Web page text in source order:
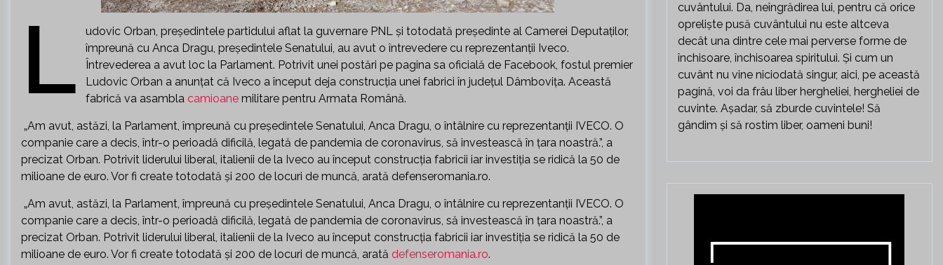
L
udovic Orban, preşedintele partidului aflat la guvernare PNL şi totodată preşedinte al Camerei Deputaţilor,
împreună cu Anca Dragu, preşedintele Senatului, au avut o întrevedere cu reprezentanţii Iveco.
Întrevederea a avut loc la Parlament. Potrivit unei postări pe pagina sa oficială de Facebook, fostul premier
Ludovic Orban a anunţat că Iveco a început deja construcţia unei fabrici în judeţul Dâmboviţa. Această
fabrică va asambla camioane militare pentru Armata Română.
„Am avut, astăzi, la Parlament, împreună cu preşedintele Senatului, Anca Dragu, o întâlnire cu reprezentanţii IVECO. O
companie care a decis, într-o perioadă dificilă, legată de pandemia de coronavirus, să investească în ţara noastră.”, a
precizat Orban. Potrivit liderului liberal, italienii de la Iveco au început construcţia fabricii iar investiţia se ridică la 50 de
milioane de euro. Vor fi create totodată şi 200 de locuri de muncă, arată defenseromania.ro.
„Am avut, astăzi, la Parlament, împreună cu preşedintele Senatului, Anca Dragu, o întâlnire cu reprezentanţii IVECO. O
companie care a decis, într-o perioadă dificilă, legată de pandemia de coronavirus, să investească în ţara noastră.”, a
precizat Orban. Potrivit liderului liberal, italienii de la Iveco au început construcţia fabricii iar investiţia se ridică la 50 de
milioane de euro. Vor fi create totodată şi 200 de locuri de muncă, arată defenseromania.ro.
cuvântului. Da, neîngrădirea lui, pentru că orice
opreliște pusă cuvântului nu este altceva
decât una dintre cele mai perverse forme de
închisoare, închisoarea spiritului. Și cum un
cuvânt nu vine niciodată singur, aici, pe această
pagină, voi da frâu liber hergheliei, hergheliei de
cuvinte. Așadar, să zburde cuvintele! Să
gândim și să rostim liber, oameni buni!